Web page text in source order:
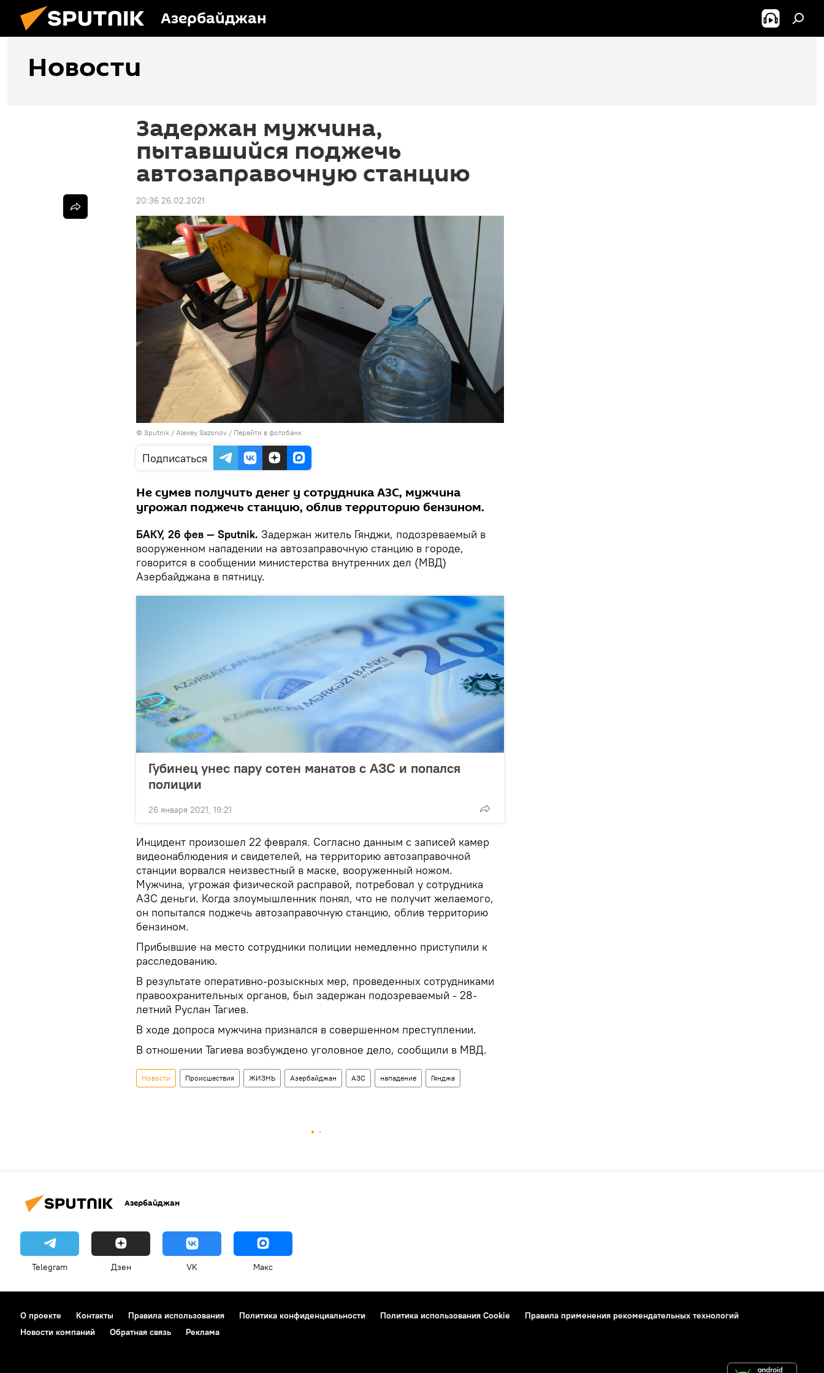
Азербайджан
Новости
Задержан мужчина,
пытавшийся поджечь
автозаправочную станцию
20:36 26.02.2021
© Sputnik / Alexey Sazonov / Перейти в фотобанк
Подписаться
Не сумев получить денег у сотрудника АЗС, мужчина
угрожал поджечь станцию, облив территорию бензином.
БАКУ, 26 фев — Sputnik. Задержан житель Гянджи, подозреваемый в
вооруженном нападении на автозаправочную станцию в городе,
говорится в сообщении министерства внутренних дел (МВД)
Азербайджана в пятницу.
Губинец унес пару сотен манатов с АЗС и попался
полиции
26 января 2021, 19:21
Инцидент произошел 22 февраля. Согласно данным с записей камер
видеонаблюдения и свидетелей, на территорию автозаправочной
станции ворвался неизвестный в маске, вооруженный ножом.
Мужчина, угрожая физической расправой, потребовал у сотрудника
АЗС деньги. Когда злоумышленник понял, что не получит желаемого,
он попытался поджечь автозаправочную станцию, облив территорию
бензином.
Прибывшие на место сотрудники полиции немедленно приступили к
расследованию.
В результате оперативно-розыскных мер, проведенных сотрудниками
правоохранительных органов, был задержан подозреваемый - 28-
летний Руслан Тагиев.
В ходе допроса мужчина признался в совершенном преступлении.
В отношении Тагиева возбуждено уголовное дело, сообщили в МВД.
Новости Происшествия ЖИЗНЬ Азербайджан АЗС нападение Гянджа
Азербайджан
Telegram Дзен VK Макс
О проекте Контакты Правила использования Политика конфиденциальности Политика использования Cookie
Правила применения рекомендательных технологий
Новости компаний
Обратная связь Реклама